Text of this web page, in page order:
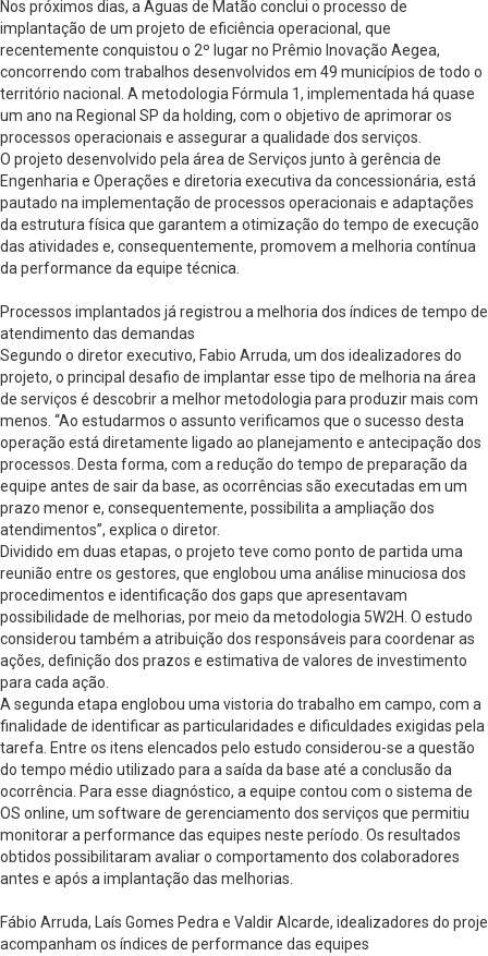
Nos próximos dias, a Águas de Matão conclui o processo de
implantação de um projeto de eficiência operacional, que
recentemente conquistou o 2º lugar no Prêmio Inovação Aegea,
concorrendo com trabalhos desenvolvidos em 49 municípios de todo o
território nacional. A metodologia Fórmula 1, implementada há quase
um ano na Regional SP da holding, com o objetivo de aprimorar os
processos operacionais e assegurar a qualidade dos serviços.
O projeto desenvolvido pela área de Serviços junto à gerência de
Engenharia e Operações e diretoria executiva da concessionária, está
pautado na implementação de processos operacionais e adaptações
da estrutura física que garantem a otimização do tempo de execução
das atividades e, consequentemente, promovem a melhoria contínua
da performance da equipe técnica.
Processos implantados já registrou a melhoria dos índices de tempo de
atendimento das demandas
Segundo o diretor executivo, Fabio Arruda, um dos idealizadores do
projeto, o principal desafio de implantar esse tipo de melhoria na área
de serviços é descobrir a melhor metodologia para produzir mais com
menos. “Ao estudarmos o assunto verificamos que o sucesso desta
operação está diretamente ligado ao planejamento e antecipação dos
processos. Desta forma, com a redução do tempo de preparação da
equipe antes de sair da base, as ocorrências são executadas em um
prazo menor e, consequentemente, possibilita a ampliação dos
atendimentos”, explica o diretor.
Dividido em duas etapas, o projeto teve como ponto de partida uma
reunião entre os gestores, que englobou uma análise minuciosa dos
procedimentos e identificação dos gaps que apresentavam
possibilidade de melhorias, por meio da metodologia 5W2H. O estudo
considerou também a atribuição dos responsáveis para coordenar as
ações, definição dos prazos e estimativa de valores de investimento
para cada ação.
A segunda etapa englobou uma vistoria do trabalho em campo, com a
finalidade de identificar as particularidades e dificuldades exigidas pela
tarefa. Entre os itens elencados pelo estudo considerou-se a questão
do tempo médio utilizado para a saída da base até a conclusão da
ocorrência. Para esse diagnóstico, a equipe contou com o sistema de
OS online, um software de gerenciamento dos serviços que permitiu
monitorar a performance das equipes neste período. Os resultados
obtidos possibilitaram avaliar o comportamento dos colaboradores
antes e após a implantação das melhorias.
Fábio Arruda, Laís Gomes Pedra e Valdir Alcarde, idealizadores do
acompanham os índices de performance das equipes